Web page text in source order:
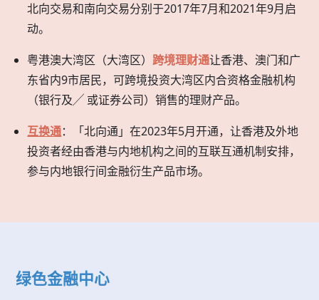
北向交易和南向交易分别于2017年7月和2021年9月启
动。
粤港澳大湾区（大湾区）跨境理财通让香港、澳门和广
东省内9市居民，可跨境投资大湾区内合资格金融机构
（银行及╱ 或证券公司）销售的理财产品。
互换通：「北向通」在2023年5月开通，让香港及外地
投资者经由香港与内地机构之间的互联互通机制安排，
参与内地银行间金融衍生产品市场。
绿色金融中心